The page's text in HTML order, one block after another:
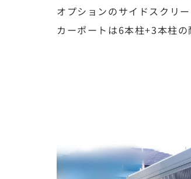
オプションのサイドスクリ
カーポートは6本柱+3本柱